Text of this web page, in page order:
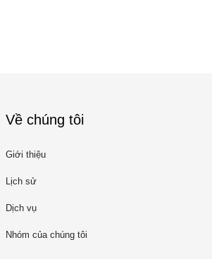
Về chúng tôi
Giới thiệu
Lịch sử
Dịch vụ
Nhóm của chúng tôi